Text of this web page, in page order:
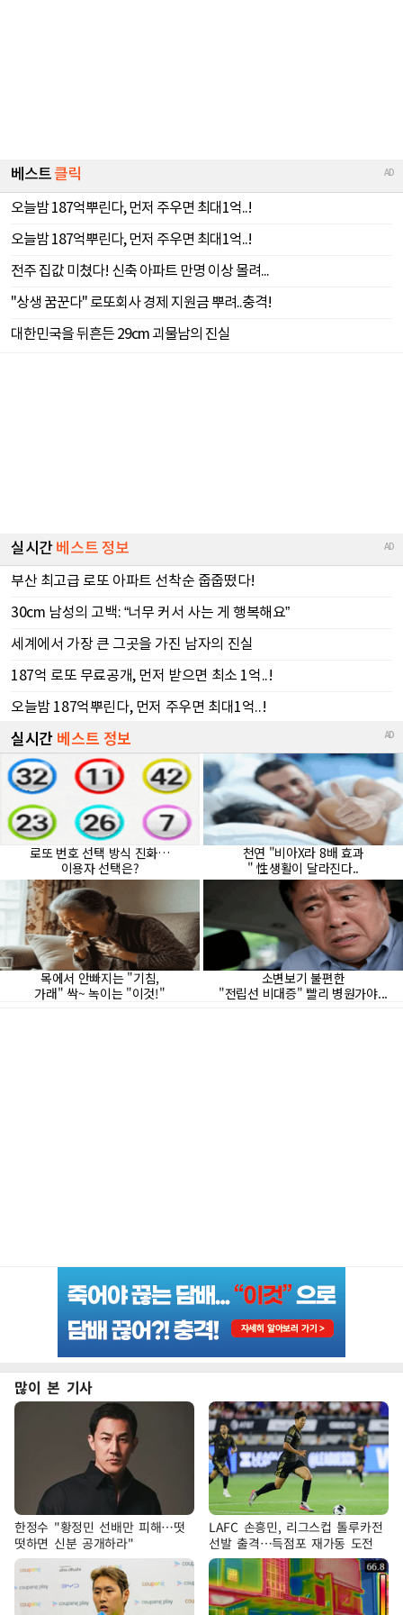
많이 본 기사
한정수 "황정민 선배만 피해…떳
떳하면 신분 공개하라"
LAFC 손흥민, 리그스컵 톨루카전
선발 출격…득점포 재가동 도전